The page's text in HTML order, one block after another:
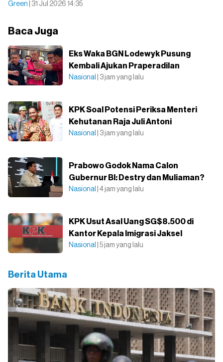
Green | 31 Jul 2026 14:35
Baca Juga
Eks Waka BGN Lodewyk Pusung
Kembali Ajukan Praperadilan
Nasional | 3 jam yang lalu
KPK Soal Potensi Periksa Menteri
Kehutanan Raja Juli Antoni
Nasional | 3 jam yang lalu
Prabowo Godok Nama Calon
Gubernur BI: Destry dan Muliaman?
Nasional | 4 jam yang lalu
KPK Usut Asal Uang SG$8.500 di
Kantor Kepala Imigrasi Jaksel
Nasional | 5 jam yang lalu
Berita Utama